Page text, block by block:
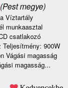
(Pest megye)
Víztartály
munkaasztal
csatlakozó
Teljesítmény: 900W
Vágási magasság
magasság...